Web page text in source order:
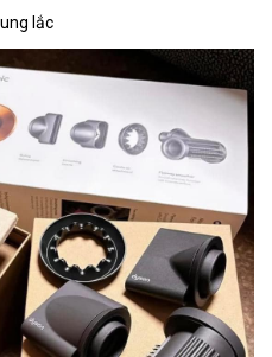
lắc